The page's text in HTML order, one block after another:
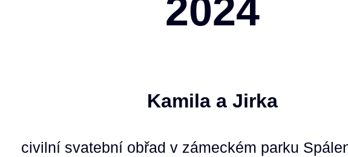
2024
Kamila a Jirka
civilní svatební obřad v zámeckém parku